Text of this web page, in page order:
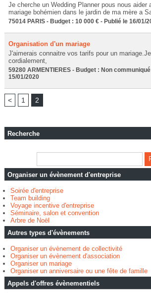
Je cherche un Wedding Planner pous nous aider
mariage bohémien dans le jardin de ma mère a
75014 PARIS - Budget : 10 000 € - Publié le 16/01/
Organisation d'un mariage
J'aimerais connaitre vos tarifs pour un
cordialement,
59280 ARMENTIERES - Budget : Non
15/01/2020
< 1 2
Recherche
Organiser un évènement d'entreprise
Soirée d'entreprise
Team building
Voyage incentive d'entreprise
Séminaire, salon et convention
Arbre de Noël
Autres types d'évènements
Organiser un évènement de collectivité
Organiser un évènement d'association
Organiser un mariage
Organiser un anniversaire ou une fête de famille
Appels d'offres évènementiels